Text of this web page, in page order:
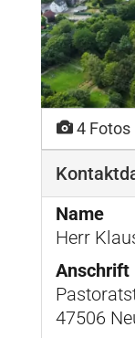
4 Fotos
Name
Herr
Anschrift
47506